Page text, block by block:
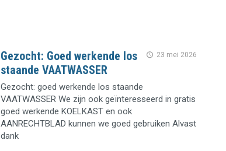
23 mei 2026
Gezocht: Goed werkende los
staande VAATWASSER
Gezocht: goed werkende los staande
VAATWASSER We zijn ook geïnteresseerd in gratis
goed werkende KOELKAST en ook
AANRECHTBLAD kunnen we goed gebruiken Alvast
dank